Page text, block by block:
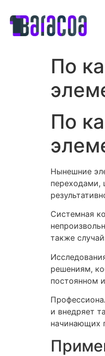
По
По
Нынешние
переходами,
Системная
также
решениям,
постоянном
и внедряет
начинающих